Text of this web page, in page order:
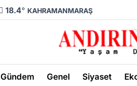
18.4° KAHRAMANMARAŞ
Gündem Genel Siyaset